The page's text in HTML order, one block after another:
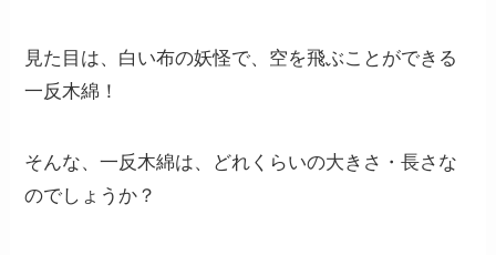
見た目は、白い布の妖怪で、空を飛ぶことができる
一反木綿！
そんな、一反木綿は、どれくらいの大きさ・長さな
のでしょうか？